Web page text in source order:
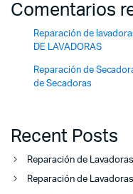
Comentarios
Reparación de
DE LAVADORAS
Reparación de
de Secadoras
Recent Posts
Reparación de
Reparación de